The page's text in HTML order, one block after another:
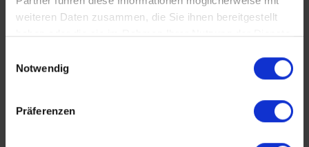
weiteren Daten zusammen, die Sie ihnen bereitgestellt
haben oder die sie im Rahmen Ihrer Nutzung der Dienste
Notwendig
Präferenzen
UNSERE AUSZEICHNUNGEN. WIR